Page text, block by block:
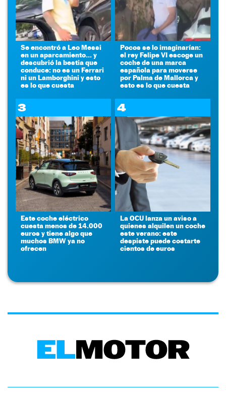
Se encontró a Leo Messi
en un aparcamiento... y
descubrió la bestia que
conduce: no es un Ferrari
ni un Lamborghini y esto
es lo que cuesta
Pocos se lo imaginarían:
el rey Felipe VI escoge un
coche de una marca
española para moverse
por Palma de Mallorca y
esto es lo que cuesta
3
Este coche eléctrico
cuesta menos de 14.000
euros y tiene algo que
muchos BMW ya no
ofrecen
4
La OCU lanza un aviso a
quienes alquilen un coche
este verano: este
despiste puede costarte
cientos de euros